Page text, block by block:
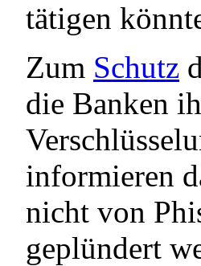
tätigen
Zum Schutz
die Banken
informieren
nicht von
geplündert